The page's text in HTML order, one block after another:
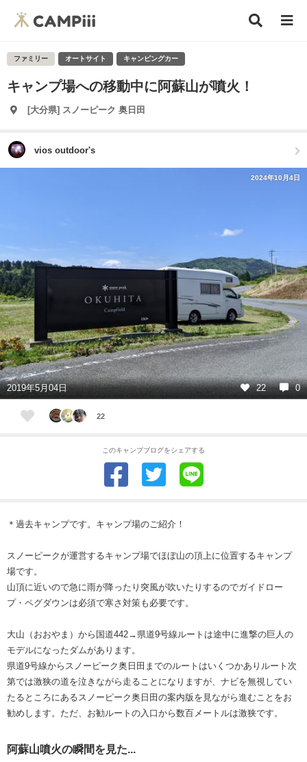
ファミリー オートサイト キャンピングカー
キャンプ場への移動中に阿蘇山が噴火！
[大分県] スノーピーク 奥日田
vios outdoor's
2024年10月4日
2019年5月04日 22 0
22
このキャンプブログをシェアする
＊過去キャンプです。キャンプ場のご紹介！
スノーピークが運営するキャンプ場でほぼ山の頂上に位置するキャンプ
場です。
山頂に近いので急に雨が降ったり突風が吹いたりするのでガイドロー
プ・ペグダウンは必須で寒さ対策も必要です。
大山（おおやま）から国道442→県道9号線ルートは途中に進撃の巨人の
モデルになったダムがあります。
県道9号線からスノーピーク奥日田までのルートはいくつかありルート次
第では激狭の道を泣きながら走ることになりますが、ナビを無視してい
たるところにあるスノーピーク奥日田の案内版を見ながら進むことをお
勧めします。ただ、お勧ルートの入口から数百メートルは激狭です。
阿蘇山噴火の瞬間を見た...